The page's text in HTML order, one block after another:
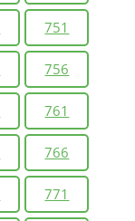
751
756
761
766
771